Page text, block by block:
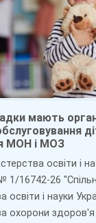
мають
МОН і МОЗ
освіти і
1/16742-26
освіти і науки
охорони